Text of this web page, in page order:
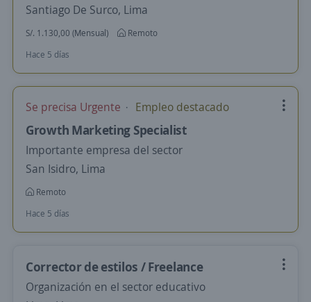
Santiago De Surco, Lima
S/. 1.130,00 (Mensual)
Remoto
Hace 5 días
Se precisa Urgente Empleo destacado
Growth Marketing Specialist
Importante empresa del sector
San Isidro, Lima
Remoto
Hace 5 días
Corrector de estilos / Freelance
Organización en el sector educativo